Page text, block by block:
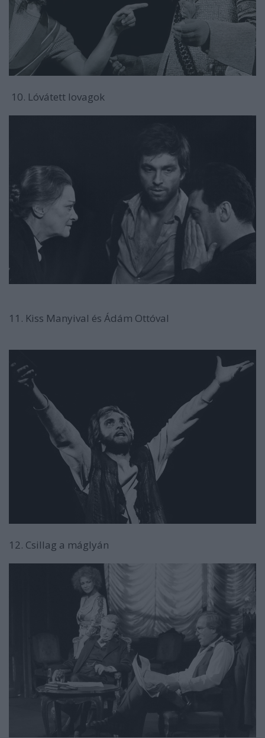
10. Lóvátett lovagok
11. Kiss Manyival és Ádám Ottóval
12. Csillag a máglyán